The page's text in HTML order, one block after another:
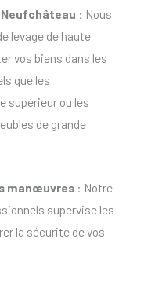
: Nous
levage de haute
vos biens dans les
que les
supérieur ou les
de grande
manœuvres: Notre
supervise les
la sécurité de vos